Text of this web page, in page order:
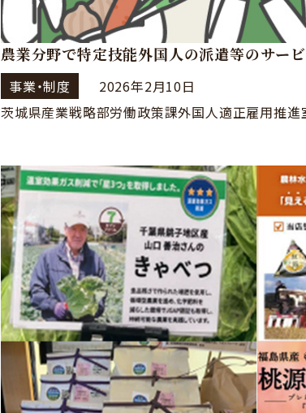
農業分野で特定技能外国人の派遣等のサー
事業・制度
2026年2月10日
茨城県産業戦略部労働政策課外国人適正雇用推進